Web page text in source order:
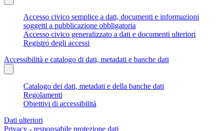
Accesso civico semplice a dati, documenti e informazioni
soggetti a pubblicazione obbligatoria
Accesso civico generalizzato a dati e documenti ulteriori
Registro degli accessi
Accessibilità e catalogo di dati, metadati e banche dati
Catalogo dei dati, metadati e della banche dati
Regolamenti
Obiettivi di accessibilità
Dati ulteriori
Privacy - responsabile protezione dati